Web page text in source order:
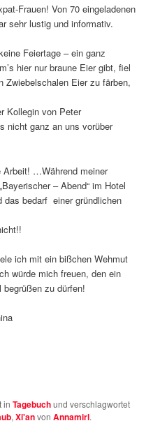
Frauen! Von 70 eingeladenen
sehr lustig und informativ.
Feiertage – ein ganz
hier nur braune Eier gibt, fiel
Zwiebelschalen Eier zu färben,
Kollegin von Peter
nicht ganz an uns vorüber
…Während meiner
– Abend“ im Hotel
das bedarf einer gründlichen
ich mit ein bißchen Wehmut
würde mich freuen, den ein
zu dürfen!
inTagebuchund verschlagwortet
,Xi'anvonAnnamirl.